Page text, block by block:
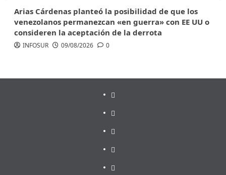
Arias Cárdenas planteó la posibilidad de que los
venezolanos permanezcan «en guerra» con EE UU o
consideren la aceptación de la derrota
INFOSUR 09/08/2026 0